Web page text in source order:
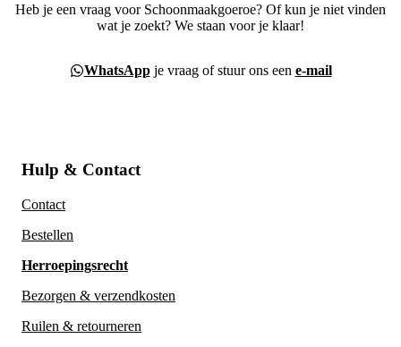
Heb je een vraag voor Schoonmaakgoeroe? Of kun je niet vinden
wat je zoekt? We staan voor je klaar!
WhatsAppje vraag of stuur ons een e-mail
Hulp & Contact
Contact
Bestellen
Herroepingsrecht
Bezorgen & verzendkosten
Ruilen & retourneren